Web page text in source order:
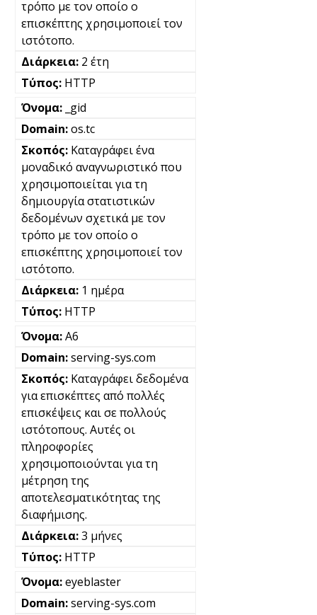
τρόπο με τον οποίο ο
επισκέπτης χρησιμοποιεί τον
ιστότοπο.
2 έτη
HTTP
_gid
os.tc
Καταγράφει ένα
μοναδικό αναγνωριστικό που
χρησιμοποιείται για τη
δημιουργία στατιστικών
δεδομένων σχετικά με τον
τρόπο με τον οποίο ο
επισκέπτης χρησιμοποιεί τον
ιστότοπο.
1 ημέρα
HTTP
A6
serving-sys.com
Καταγράφει δεδομένα
για επισκέπτες από πολλές
επισκέψεις και σε πολλούς
ιστότοπους. Αυτές οι
πληροφορίες
χρησιμοποιούνται για τη
μέτρηση της
αποτελεσματικότητας της
διαφήμισης.
3 μήνες
HTTP
eyeblaster
serving-sys.com